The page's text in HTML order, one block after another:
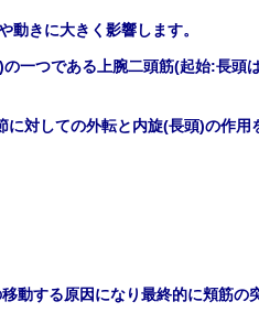
動きに大きく影響します。
)の一つである上腕二頭筋(起始:長頭
に対しての外転と内旋(長頭)の作用
動する原因になり最終的に頬筋の